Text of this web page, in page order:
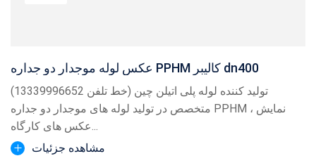
عکس لوله موجدار دو جداره PPHM کالیبر dn400
تولید کننده لوله پلی اتیلن چین (خط تلفن 13339996652)
متخصص در تولید لوله های موجدار دو جداره PPHM ، نمایش
عکس های کارگاه...
مشاهده جزئیات